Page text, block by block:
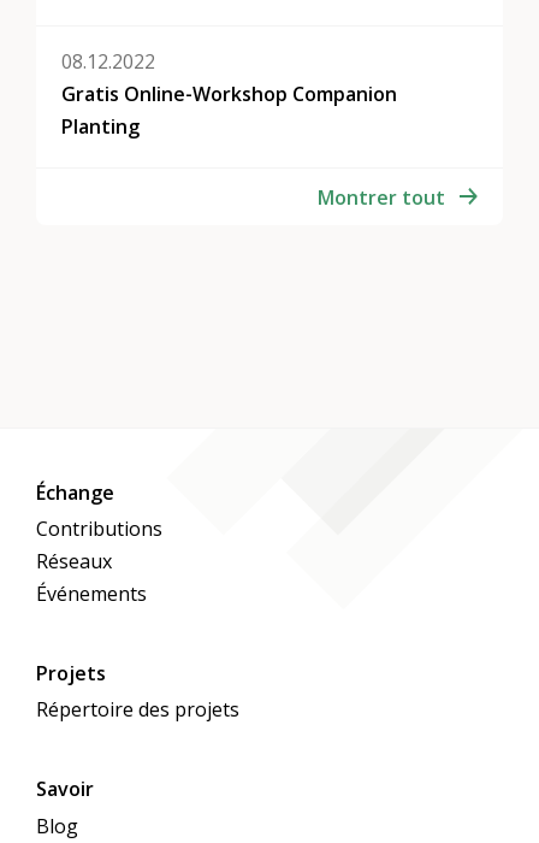
08.12.2022
Gratis Online-Workshop Companion
Planting
Montrer tout
Échange
Contributions
Réseaux
Événements
Projets
Répertoire des projets
Savoir
Blog